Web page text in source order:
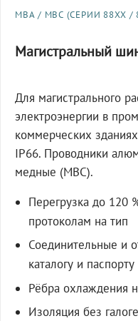
МВА / МВС (СЕРИИ 88XX /
Магистральный
Для магистрального
электроэнергии в
коммерческих
IP66. Проводники
медные (МВС).
Перегрузка до 120
протоколам на тип
Соединительные и
каталогу и паспорту
Рёбра охлаждения
Изоляция без